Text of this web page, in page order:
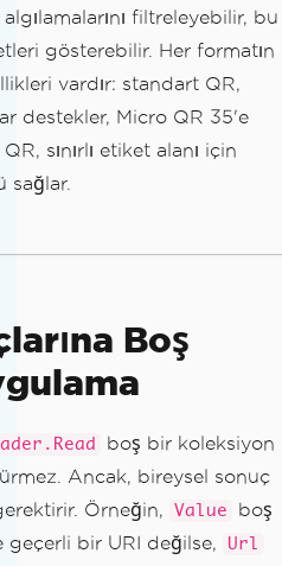
with ML-only mod
. Read new
QrIm
.
filtreleyebilir, bu
gösterebilir. Her formatın
vardır: standart QR,
destekler, Micro QR 35'e
sınırlı etiket alanı için
Boş
boş bir koleksiyon
Ancak, bireysel sonuç
Örneğin,
Value
boş
bir URI değilse,
Url